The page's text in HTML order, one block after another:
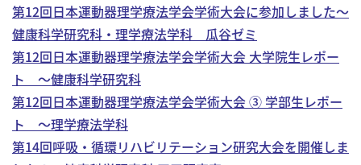
第12回日本運動器理学療法学会学術大会に参加しました～
健康科学研究科・理学療法学科 瓜谷ゼミ
第12回日本運動器理学療法学会学術大会 大学院生レポー
ト ～健康科学研究科
第12回日本運動器理学療法学会学術大会 ③ 学部生レポー
ト ～理学療法学科
第14回呼吸・循環リハビリテーション研究大会を開催しま